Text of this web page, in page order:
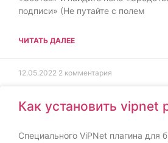
подписи» (Не путайте с полем
ЧИТАТЬ ДАЛЕЕ
12.05.2022 2 комментария
Как установить vipnet
Специального ViPNet плагина для